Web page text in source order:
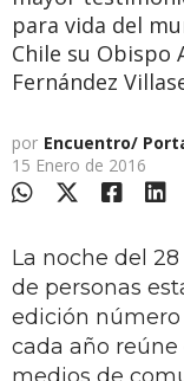
para vida del
Chile su Obispo
Fernández
por Encuentro/
15 Enero de 2016
La noche del
de personas
edición número
cada año